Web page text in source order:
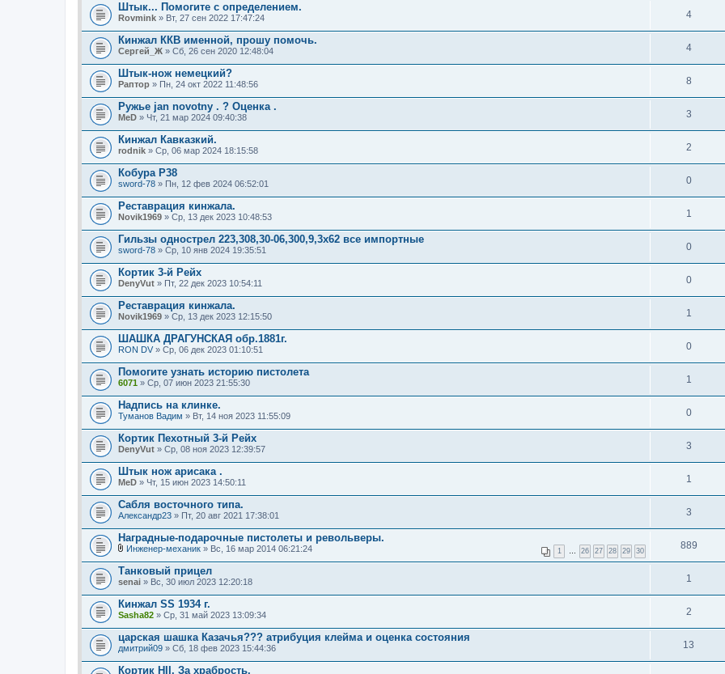
Штык... Помогите с определением.
Rovmink » Вт, 27 сен 2022 17:47:24 4
Кинжал ККВ именной, прошу помочь.
Сергей_Ж » Сб, 26 сен 2020 12:48:04 4
Штык-нож немецкий?
Раптор » Пн, 24 окт 2022 11:48:56 8
Ружье jan novotny . ? Оценка .
MeD » Чт, 21 мар 2024 09:40:38 3
Кинжал Кавказкий.
rodnik » Ср, 06 мар 2024 18:15:58 2
Кобура Р38
sword-78 » Пн, 12 фев 2024 06:52:01 0
Реставрация кинжала.
Novik1969 » Ср, 13 дек 2023 10:48:53 1
Гильзы однострел 223,308,30-06,300,9,3х62 все импортные
sword-78 » Ср, 10 янв 2024 19:35:51 0
Кортик 3-й Рейх
DenyVut » Пт, 22 дек 2023 10:54:11 0
Реставрация кинжала.
Novik1969 » Ср, 13 дек 2023 12:15:50 1
ШАШКА ДРАГУНСКАЯ обр.1881г.
RON DV » Ср, 06 дек 2023 01:10:51 0
Помогите узнать историю пистолета
6071 » Ср, 07 июн 2023 21:55:30 1
Надпись на клинке.
Туманов Вадим » Вт, 14 ноя 2023 11:55:09 0
Кортик Пехотный 3-й Рейх
DenyVut » Ср, 08 ноя 2023 12:39:57 3
Штык нож арисака .
MeD » Чт, 15 июн 2023 14:50:11 1
Сабля восточного типа.
Александр23 » Пт, 20 авг 2021 17:38:01 3
Наградные-подарочные пистолеты и револьверы.
1 … 26 27 28 29 30
л
о
ж
е
н
и
Инженер-механик » Вс, 16 мар 2014 06:21:24 889
Танковый прицел
senai » Вс, 30 июл 2023 12:20:18 1
Кинжал SS 1934 г.
Sasha82 » Ср, 31 май 2023 13:09:34 2
царская шашка Казачья??? атрибуция клейма и оценка состояния
дмитрий09 » Сб, 18 фев 2023 15:44:36 13
Кортик НII. За храбрость.